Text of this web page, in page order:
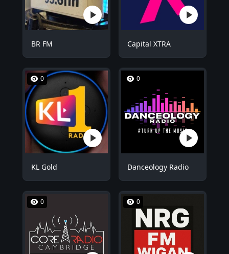
BR FM Capital XTRA
0
KL Gold
0
Danceology Radio
0 0